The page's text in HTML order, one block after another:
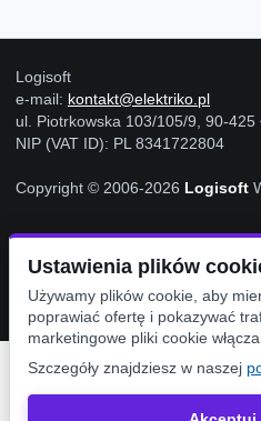
Logisoft
e-mail: kontakt@elektriko.pl
ul. Piotrkowska 103/105/9, 90-425
NIP (VAT ID): PL 8341722804
Copyright © 2006-2026 Logisoft
Ustawienia plików
Używamy plików cookie, aby
poprawiać ofertę i pokazywać
marketingowe pliki cookie
Szczegóły znajdziesz w naszej